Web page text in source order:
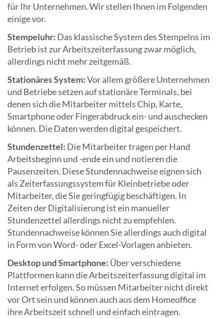
für Ihr Unternehmen. Wir stellen Ihnen im Folgenden
einige vor.
Stempeluhr: Das klassische System des Stempelns im
Betrieb ist zur Arbeitszeiterfassung zwar möglich,
allerdings nicht mehr zeitgemäß.
Stationäres System:Vor allem größere Unternehmen
und Betriebe setzen auf stationäre Terminals, bei
denen sich die Mitarbeiter mittels Chip, Karte,
Smartphone oder Fingerabdruck ein- und auschecken
können. Die Daten werden digital gespeichert.
Stundenzettel: Die Mitarbeiter tragen per Hand
Arbeitsbeginn und -ende ein und notieren die
Pausenzeiten. Diese Stundennachweise eignen sich
als Zeiterfassungssystem für Kleinbetriebe oder
Mitarbeiter, die Sie geringfügig beschäftigen. In
Zeiten der Digitalisierung ist ein manueller
Stundenzettel allerdings nicht zu empfehlen.
Stundennachweise können Sie allerdings auch digital
in Form von Word- oder Excel-Vorlagen anbieten.
Desktop und Smartphone: Über verschiedene
Plattformen kann die Arbeitszeiterfassung digital im
Internet erfolgen. So müssen Mitarbeiter nicht direkt
vor Ort sein und können auch aus dem Homeoffice
ihre Arbeitszeit schnell und einfach eintragen.